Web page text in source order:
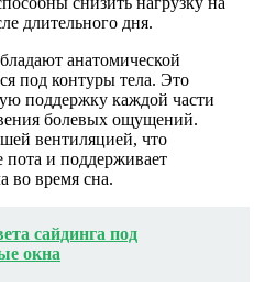
длительного дня.
анатомической
под контуры тела. Это
поддержку каждой части
болевых ощущений.
вентиляцией, что
пота и поддерживает
во время сна.
сайдинга под
окна